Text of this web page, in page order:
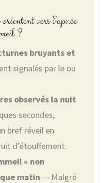
vers l’apnée
?
bruyants et
signalés par le ou
observés la nuit
secondes,
bref réveil en
d’étouffement.
« non
matin — Malgré